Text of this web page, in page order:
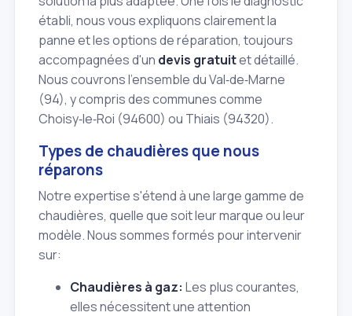
établi, nous vous expliquons clairement la
panne et les options de réparation, toujours
accompagnées d'un devis gratuitet détaillé.
Nous couvrons l'ensemble du Val‑de‑Marne
(94), y compris des communes comme
Choisy‑le‑Roi (94600) ou Thiais (94320).
Types de chaudières que nous
réparons
Notre expertise s'étend à une large gamme de
chaudières, quelle que soit leur marque ou leur
modèle. Nous sommes formés pour intervenir
sur:
Chaudières à gaz: Les plus courantes,
elles nécessitent une attention